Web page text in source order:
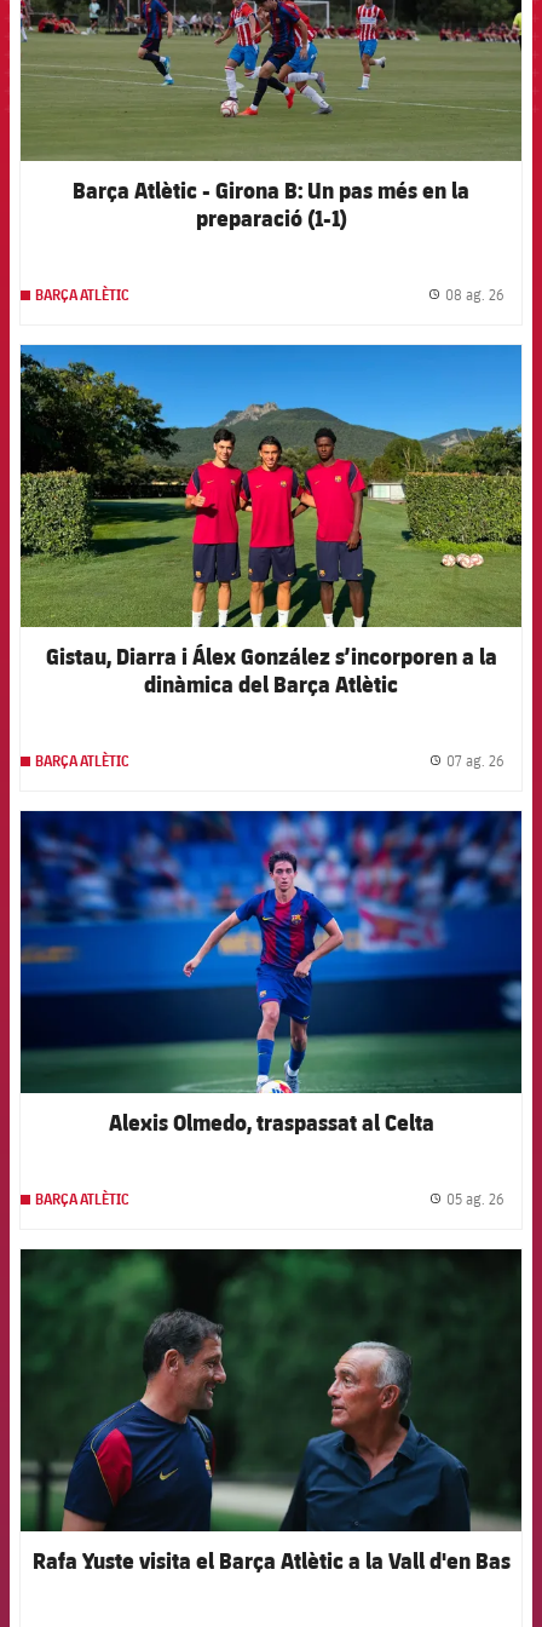
Barça Atlètic - Girona B: Un pas més en la
preparació (1-1)
BARÇA ATLÈTIC 08 ag. 26
Gistau, Diarra i Álex González s’incorporen a la
dinàmica del Barça Atlètic
BARÇA ATLÈTIC 07 ag. 26
FCB Barcelona badge
Alexis Olmedo, traspassat al Celta
BARÇA ATLÈTIC 05 ag. 26
FCB Barcelona badge
Rafa Yuste visita el Barça Atlètic a la Vall d'en Bas